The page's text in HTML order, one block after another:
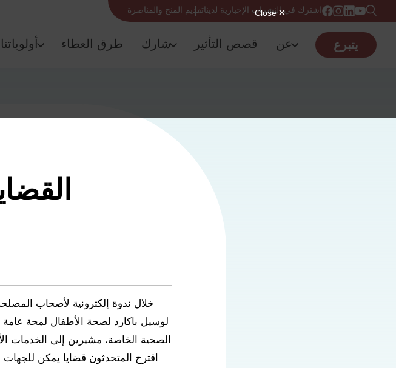
تقديم المنح والمناصرةاشترك في النشرات الإخبارية لدينا
أولوياتنا طرق العطاء شارك قصص التأثير عن يتبرع
خلال ندوة إلكترونية لأصحاب
لوسيل باكارد لصحة الأطفال لمحة عامة
الصحية الخاصة، مشيرين إلى الخدمات
اقترح المتحدثون قضايا يمكن